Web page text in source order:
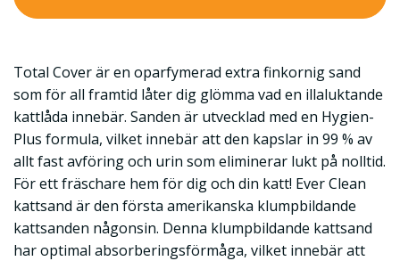
Total Cover är en oparfymerad extra finkornig sand
som för all framtid låter dig glömma vad en illaluktande
kattlåda innebär. Sanden är utvecklad med en Hygien-
Plus formula, vilket innebär att den kapslar in 99 % av
allt fast avföring och urin som eliminerar lukt på nolltid.
För ett fräschare hem för dig och din katt! Ever Clean
kattsand är den första amerikanska klumpbildande
kattsanden någonsin. Denna klumpbildande kattsand
har optimal absorberingsförmåga, vilket innebär att